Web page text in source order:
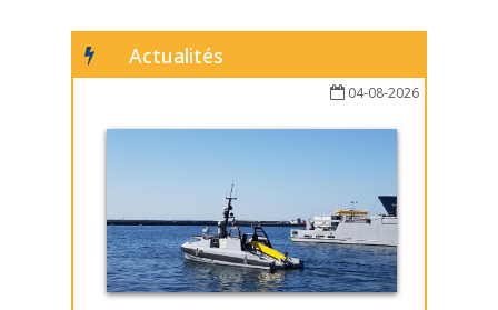
Actualités
04-08-2026